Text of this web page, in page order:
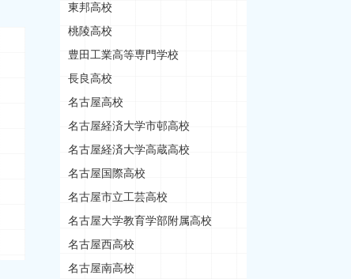
東邦高校
桃陵高校
豊田工業高等専門学校
長良高校
名古屋高校
名古屋経済大学市邨高校
名古屋経済大学高蔵高校
名古屋国際高校
名古屋市立工芸高校
名古屋大学教育学部附属高校
名古屋西高校
名古屋南高校